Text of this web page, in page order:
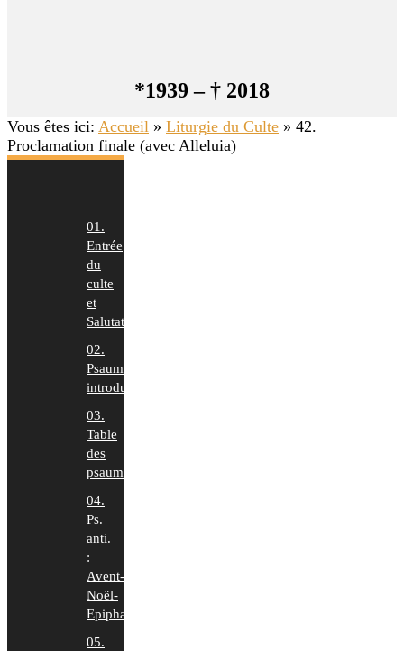
*1939 – † 2018
Vous êtes ici: Accueil » Liturgie du Culte » 42.
Proclamation finale (avec Alleluia)
01.
Entrée
du
culte
et
Salutation
02.
Psaumes
introduction
03.
Table
des
psaumes
04.
Ps.
anti.
:
Avent-
Noël-
Epiphanie
05.